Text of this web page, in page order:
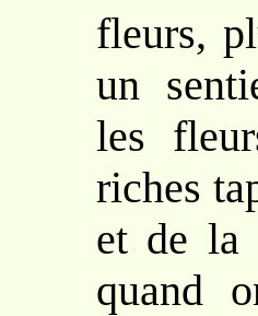
fleurs,
un
les
riches
et de la
quand